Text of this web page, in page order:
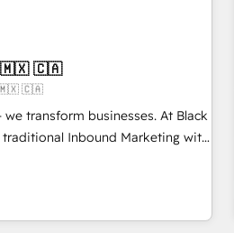
🌐 Website design and
to be HubSpot pros 📊
Why us? - SIX
awarded by HubSpot after a
Solutions Architecture,
-In-house team of 25+
🇲🇽 🇨🇦
🇲🇽 🇨🇦
transform businesses. At Black
traditional Inbound Marketing with
that has driven success
Elite HubSpot
crafting high-performance growth